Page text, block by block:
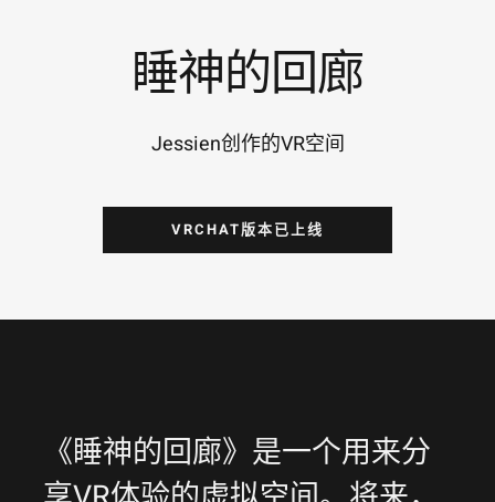
睡神的回廊
Jessien创作的VR空间
VRCHAT版本已上线
《睡神的回廊》是一个用来分